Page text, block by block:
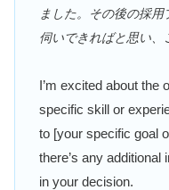
ました。その後の採
伺いできればと思い、
I’m excited about the
specific skill or
to [your specific goal
there’s any
in your decision.